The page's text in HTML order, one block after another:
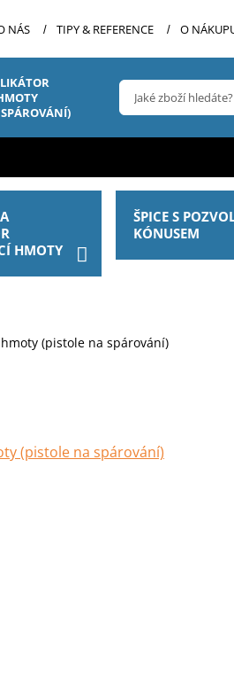
NÁS TIPY & REFERENCE O
HMOTY
ŠPICE S
KÓNUSEM
(pistole na spárování)